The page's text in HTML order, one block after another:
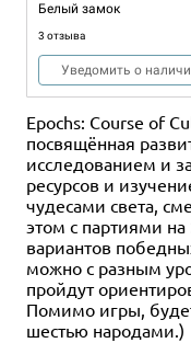
Белый замок
3 отзыва
Уведомить о
Epochs: Course of
посвящённая
исследованием и
ресурсов и
чудесами света,
этом с партиями
вариантов
можно с разным
пройдут
Помимо игры,
шестью народами.)